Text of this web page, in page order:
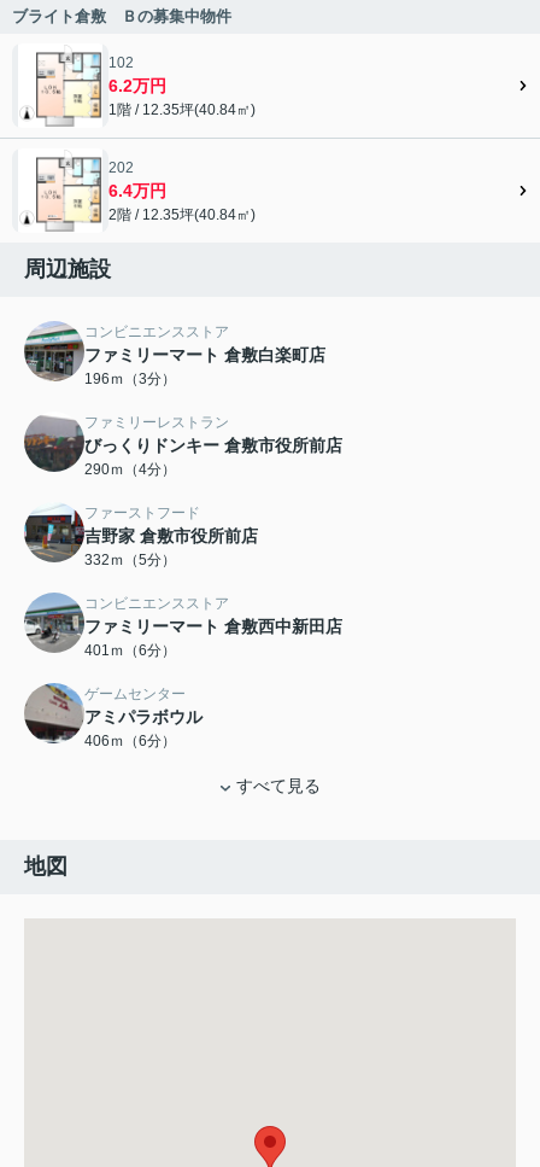
ブライト倉敷 Ｂの募集中物件
102
6.2万円
1階 / 12.35坪(40.84㎡)
202
6.4万円
2階 / 12.35坪(40.84㎡)
周辺施設
コンビニエンスストア
ファミリーマート 倉敷白楽町店
196ｍ（3分）
ファミリーレストラン
びっくりドンキー 倉敷市役所前店
290ｍ（4分）
ファーストフード
吉野家 倉敷市役所前店
332ｍ（5分）
コンビニエンスストア
ファミリーマート 倉敷西中新田店
401ｍ（6分）
ゲームセンター
アミパラボウル
406ｍ（6分）
すべて見る
地図